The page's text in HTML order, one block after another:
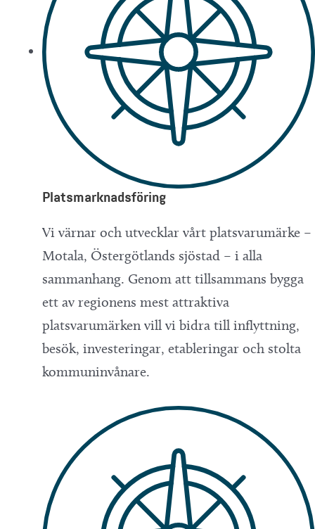
Platsmarknadsföring
Vi värnar och utvecklar vårt platsvarumärke –
Motala, Östergötlands sjöstad – i alla
sammanhang. Genom att tillsammans bygga
ett av regionens mest attraktiva
platsvarumärken vill vi bidra till inflyttning,
besök, investeringar, etableringar och stolta
kommuninvånare.